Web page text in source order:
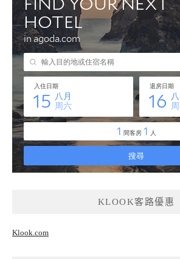
KLOOK客路優惠
Klook.com